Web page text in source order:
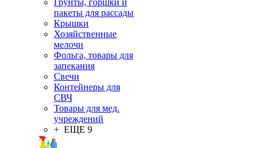
Грунты, горшки и
пакеты для рассады
Крышки
Хозяйственные
мелочи
Фольга, товары для
запекания
Свечи
Контейнеры для
СВЧ
Товары для мед.
учреждений
+ ЕЩЕ 9